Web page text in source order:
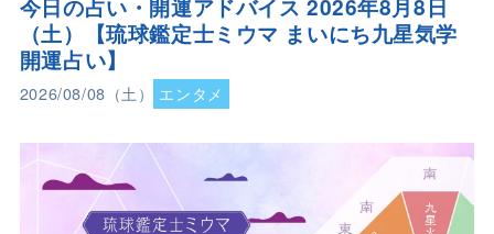
今日の占い・開運アドバイス 2026年8月8日
（土）【琉球鑑定士ミウマ まいにち九星気学
開運占い】
2026/08/08（土） エンタメ